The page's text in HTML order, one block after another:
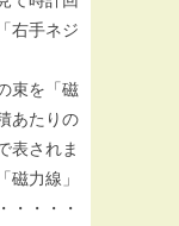
右手ネジ
束を「磁
あたりの
表されま
磁力線」
・・・・